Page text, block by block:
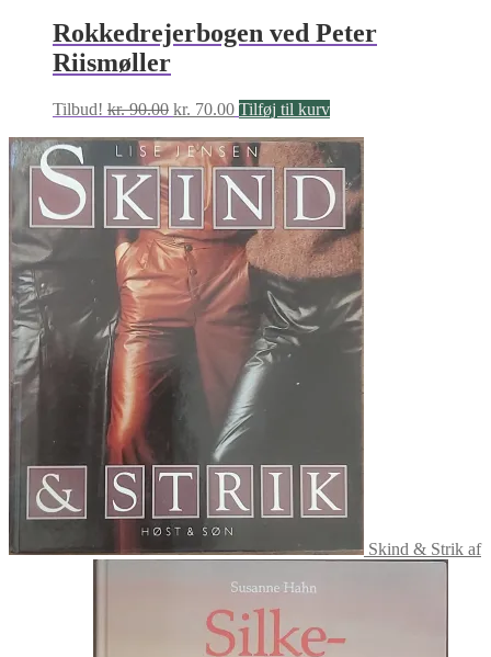
Rokkedrejerbogen ved Peter
Riismøller
Tilbud! kr.90.00 Den
pris
var:
kr. 90.00.
kr. 70.00Den
pris
er:
kr. 70.00.
Tilføj til kurv
Skind & Strik af